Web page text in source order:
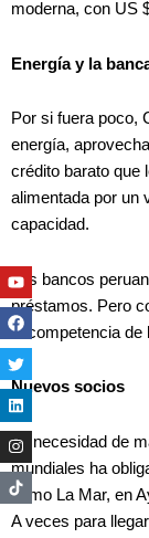
moderna, con US
Energía y la
Por si fuera poco,
energía,
crédito barato que
alimentada por un
capacidad.
Los bancos
préstamos. Pero
la competencia de
Nuevos socios
La necesidad de
mundiales ha
como La Mar, en
A veces para
Youtube
Facebook
Twitter
Linkedin
Instagram